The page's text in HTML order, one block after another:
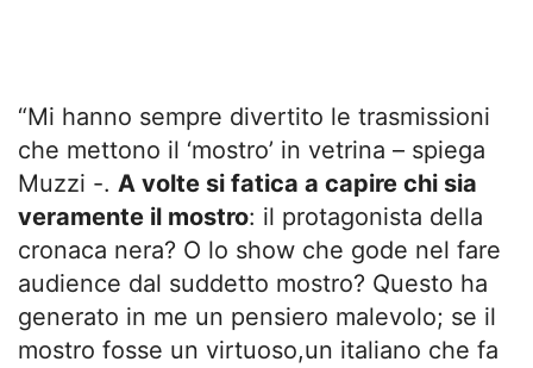
“Mi hanno sempre divertito le trasmissioni
che mettono il ‘mostro’ in vetrina – spiega
Muzzi -. A volte si fatica a capire chi sia
veramente il mostro: il protagonista della
cronaca nera? O lo show che gode nel fare
audience dal suddetto mostro? Questo ha
generato in me un pensiero malevolo; se il
mostro fosse un virtuoso,un italiano che fa